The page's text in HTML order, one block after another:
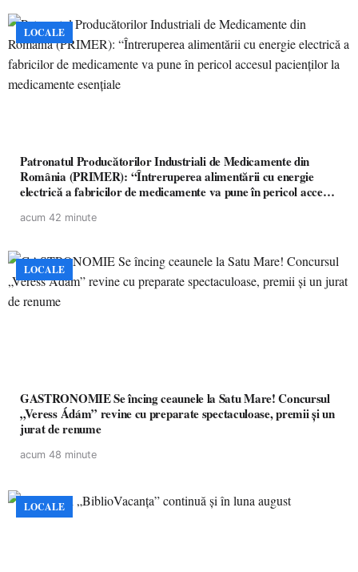
LOCALE
Patronatul Producătorilor Industriali de Medicamente din
România (PRIMER): “Întreruperea alimentării cu energie
electrică a fabricilor de medicamente va pune în pericol accesul
acum 42 minute
LOCALE
GASTRONOMIE Se încing ceaunele la Satu Mare! Concursul
„Veress Ádám” revine cu preparate spectaculoase, premii și un
jurat de renume
acum 48 minute
LOCALE